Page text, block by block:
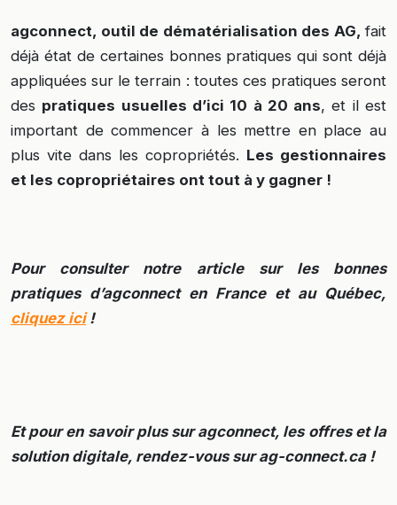
agconnect, outil de dématérialisation des AG,fait
déjà état de certaines bonnes pratiques qui sont déjà
appliquées sur le terrain : toutes ces pratiques seront
des pratiques usuelles d’ici 10 à 20 ans, et il est
important de commencer à les mettre en place au
plus vite dans les copropriétés. Les gestionnaires
et les copropriétaires ont tout à y gagner !
Pour consulter notre article sur les bonnes
pratiques d’agconnect en France et au Québec,
cliquez ici!
Et pour en savoir plus sur agconnect, les offres et la
solution digitale, rendez-vous sur ag-connect.ca !